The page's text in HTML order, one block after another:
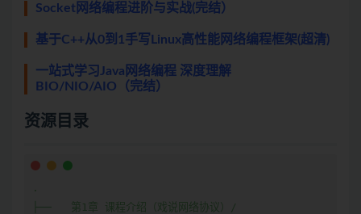
Socket网络编程进阶与实战(完结）
基于C++从0到1手写Linux高性能网络编程框架(超清)
一站式学习Java网络编程 深度理解
BIO/NIO/AIO（完结）
资源目录
.
├──   第1章 课程介绍（戏说网络协议）/